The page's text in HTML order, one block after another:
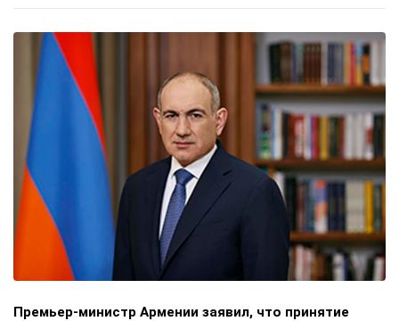
Премьер-министр Армении заявил, что принятие